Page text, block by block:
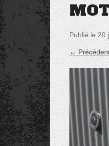
C
U
E
I
L
Publié le20
←